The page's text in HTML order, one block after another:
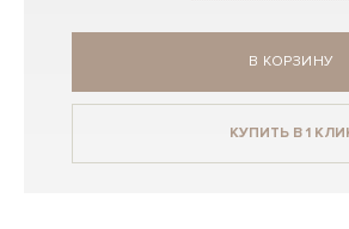
В КОРЗИНУ
КУПИТЬ В 1